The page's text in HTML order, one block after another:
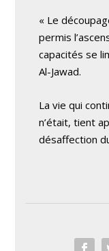
« Le
permis
capacités se
Al-Jawad.
La vie qui
n’était, tient
désaffection